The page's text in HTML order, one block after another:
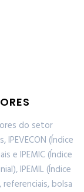
do setor
(Índice
e IPEMIC (Índice
IPEMIL (Índice
bolsa